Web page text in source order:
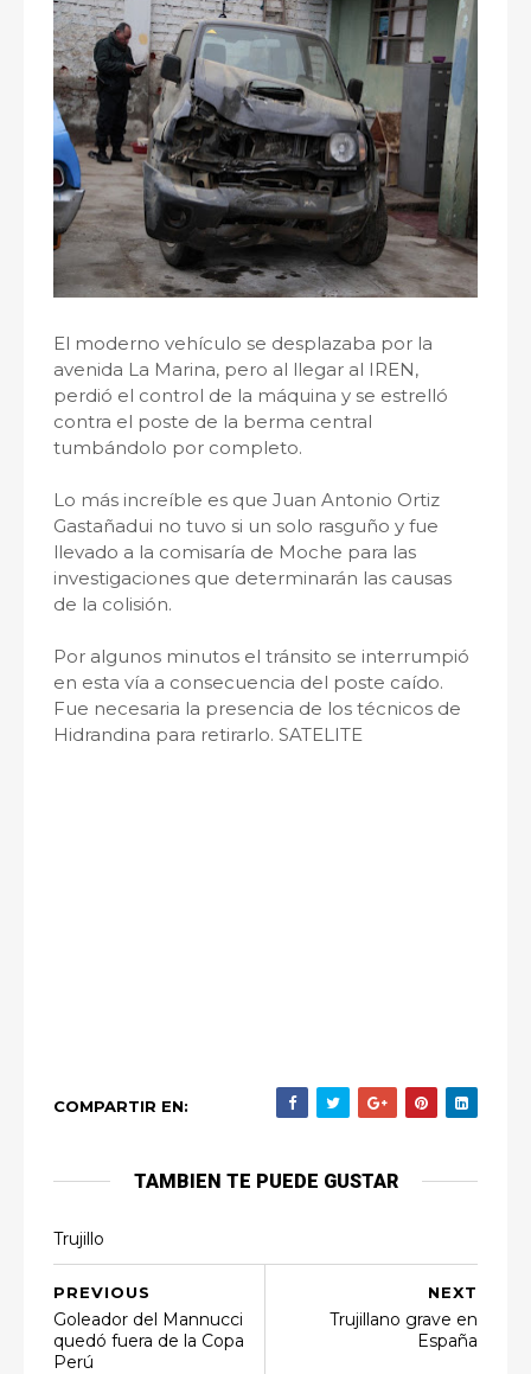
El moderno vehículo se desplazaba por la
avenida La Marina, pero al llegar al IREN,
perdió el control de la máquina y se estrelló
contra el poste de la berma central
tumbándolo por completo.
Lo más increíble es que Juan Antonio Ortiz
Gastañadui no tuvo si un solo rasguño y fue
llevado a la comisaría de Moche para las
investigaciones que determinarán las causas
de la colisión.
Por algunos minutos el tránsito se interrumpió
en esta vía a consecuencia del poste caído.
Fue necesaria la presencia de los técnicos de
Hidrandina para retirarlo. SATELITE
COMPARTIR EN:
TAMBIEN TE PUEDE GUSTAR
Trujillo
NEXT
Trujillano grave en
España
PREVIOUS
Goleador del Mannucci
quedó fuera de la Copa
Perú